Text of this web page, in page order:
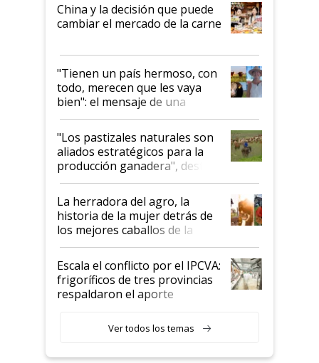
China y la decisión que puede
cambiar el mercado de la carne
"Tienen un país hermoso, con
todo, merecen que les vaya
bien": el mensaje de una
ganadera uruguaya sobre las
oportunidades que se abren
para el agro en Argentina, con
foco en la carne
"Los pastizales naturales son
aliados estratégicos para la
producción ganadera", destaca
la iniciativa que ya reúne a 46
establecimientos en Argentina
La herradora del agro, la
historia de la mujer detrás de
los mejores caballos de la
Argentina y los mitos que
todavía hacen sufrir a estos
animales: "Mientras me
descalificaban, yo seguí
haciendo currículum"
Escala el conflicto por el IPCVA:
frigoríficos de tres provincias
respaldaron el aporte
Ver todos los temas